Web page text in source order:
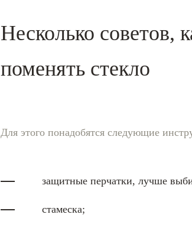
Несколько советов,
поменять стекло
Для этого понадобятся следующие
защитные перчатки, лучше
стамеска;